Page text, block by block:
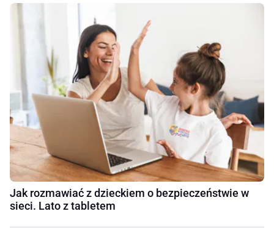
Jak rozmawiać z dzieckiem o bezpieczeństwie w
sieci. Lato z tabletem